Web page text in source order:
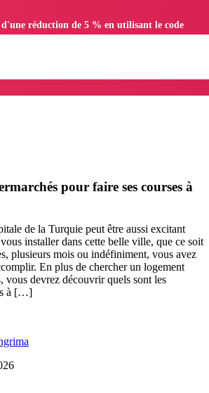
pour faire ses courses à
de la Turquie peut être aussi excitant
installer dans cette belle ville, que ce soit
plusieurs mois ou indéfiniment, vous avez
En plus de chercher un logement
vous devrez découvrir quels sont les
à […]